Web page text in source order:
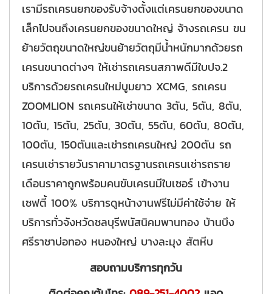
เรามีรถเครนยกของรับจ้างตั้งแต่เครนยกของขนาด
เล็กไปจนถึงเครนยกของขนาดใหญ่ จ้างรถเครน ขน
ย้ายวัตถุขนาดใหญ่ขนย้ายวัตถุมีน้ำหนักมากด้วยรถ
เครนขนาดต่างๆ ให้เช่ารถเครนสภาพดีมีใบปจ.2
บริการด้วยรถเครนใหม่บูมยาว XCMG, รถเครน
ZOOMLION รถเครนให้เช่าขนาด 3ตัน, 5ตัน, 8ตัน,
10ตัน, 15ตัน, 25ตัน, 30ตัน, 55ตัน, 60ตัน, 80ตัน,
100ตัน, 150ตันและเช่ารถเครนใหญ่ 200ตัน รถ
เครนเช่ารายวันราคามาตรฐานรถเครนเช่ารถราย
เดือนราคาถูกพร้อมคนขับเครนมีใบเซอร์ เข้างาน
เซฟตี้ 100% บริการดูหน้างานฟรีไม่มีค่าใช้จ่าย ให้
บริการทั่วจังหวัดชลบุรีพนัสนิคมพานทอง บ้านบึง
ศรีราชาบ่อทอง หนองใหญ่ บางละมุง สัตหีบ
สอบถามบริการทุกวัน